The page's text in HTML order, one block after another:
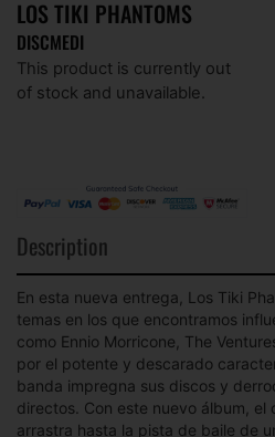
LOS TIKI PHANTOMS
DISCMEDI
This product is currently out
of stock and unavailable.
Description
En esta nueva entrega, Los Tiki
temas en los que encontramos
como Ennio Morricone, The
por el potente y descarado
banda impregna sus discos y
directos. Con este nuevo álbum, el
arrastra hasta la pista de baile de